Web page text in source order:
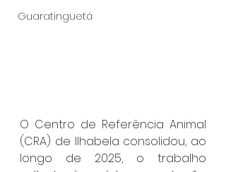
Guaratinguetá
O Centro de Referência Animal
(CRA) de Ilhabela consolidou, ao
longo de 2025, o trabalho